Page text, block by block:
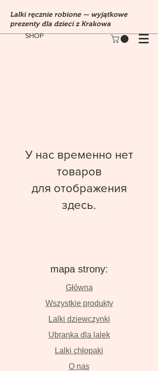
SHOP
Lalki ręcznie robione — wyjątkowe
prezenty dla dzieci z Krakowa
У нас временно нет
товаров
для отображения
здесь.
mapa strony:
Główna
Wszystkie produkty
Lalki dziewczynki
Ubranka dla lalek
Lalki chłopaki
O nas